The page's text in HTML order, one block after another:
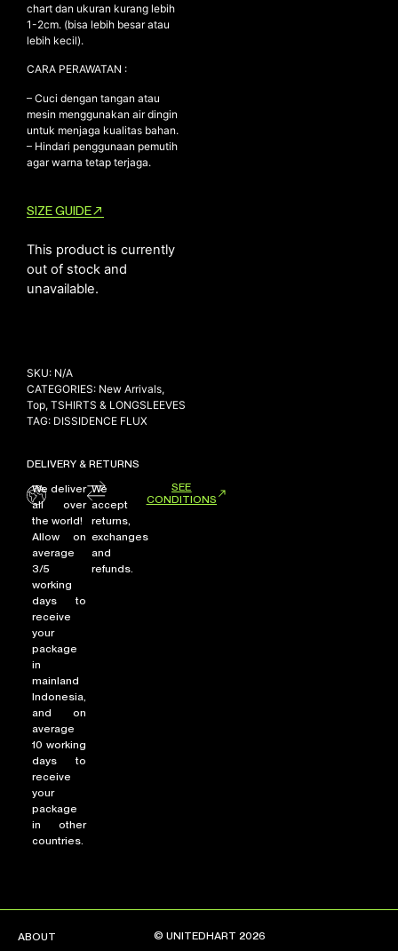
ABOUT
FAQ
TERMS AND CONDITIONS
CONTACT
chart dan ukuran kurang lebih
1-2cm. (bisa lebih besar atau
lebih kecil).
CARA PERAWATAN :
– Cuci dengan tangan atau
mesin menggunakan air dingin
untuk menjaga kualitas bahan.
– Hindari penggunaan pemutih
agar warna tetap terjaga.
SIZE GUIDE
This product is currently
out of stock and
unavailable.
SKU: N/A
CATEGORIES: New Arrivals,
Top, TSHIRTS & LONGSLEEVES
TAG: DISSIDENCE FLUX
DELIVERY & RETURNS
We deliver
all over
the world!
Allow on
average
3/5
working
days to
receive
your
package
in
mainland
Indonesia,
and on
average
10 working
days to
receive
your
package
in other
countries.
We
accept
returns,
exchanges
and
refunds.
SEE
CONDITIONS
ABOUT
© UNITEDHART 2026